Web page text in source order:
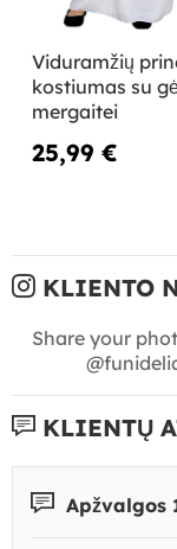
Viduramžių
kostiumas su
mergaitei
25,99 €
KLIENTO
Share your
KLIENTŲ
Apžvalgos